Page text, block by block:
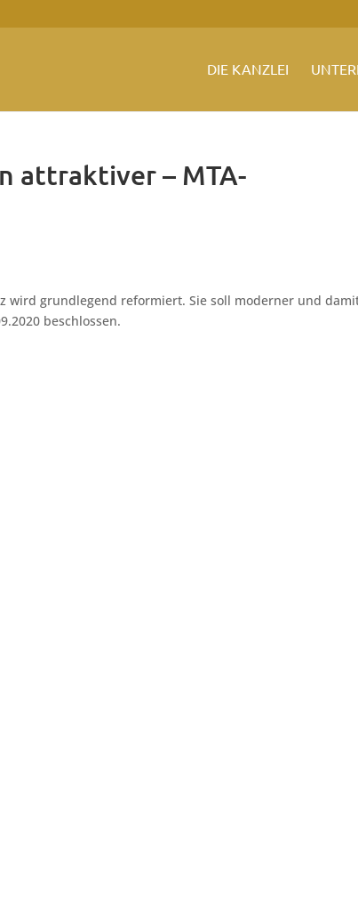
DIE KANZLEI
attraktiver – MTA-
wird grundlegend reformiert. Sie soll moderner und
beschlossen.